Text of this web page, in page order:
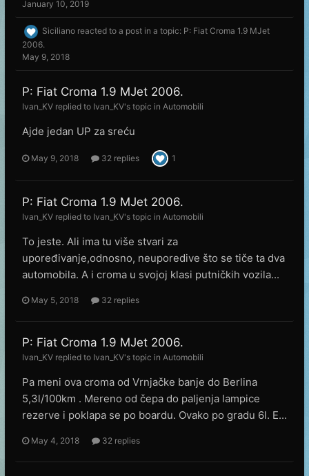
January 10, 2019
Siciliano reacted to a post in a topic: P: Fiat Croma 1.9 MJet
2006.
May 9, 2018
P: Fiat Croma 1.9 MJet 2006.
Ivan_KV replied to Ivan_KV's topic in Automobili
Ajde jedan UP za sreću
May 9, 2018 32 replies 1
P: Fiat Croma 1.9 MJet 2006.
Ivan_KV replied to Ivan_KV's topic in Automobili
To jeste. Ali ima tu više stvari za
upoređivanje,odnosno, neuporedive što se tiče ta dva
automobila. A i croma u svojoj klasi putničkih vozila...
May 5, 2018 32 replies
P: Fiat Croma 1.9 MJet 2006.
Ivan_KV replied to Ivan_KV's topic in Automobili
Pa meni ova croma od Vrnjačke banje do Berlina
5,3l/100km . Mereno od čepa do paljenja lampice
rezerve i poklapa se po boardu. Ovako po gradu 6l. E...
May 4, 2018 32 replies